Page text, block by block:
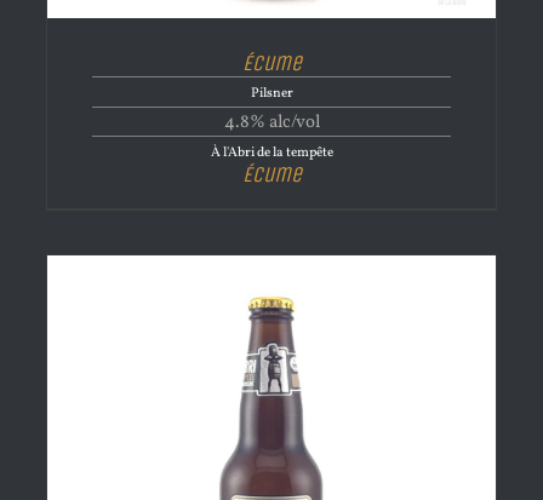
Écume
Pilsner
4.8% alc/vol
À l'Abri de la tempête
Écume